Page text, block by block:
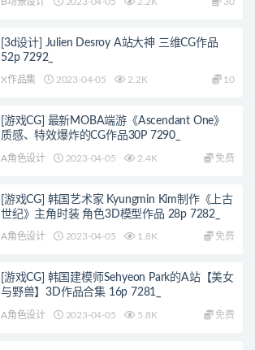
[3d设计] Julien Desroy A站大神 三维CG作品
52p 7292_
X作品集 2023-04-05 2.2K 10
[游戏CG] 最新MOBA端游《Ascendant One》
质感、特效爆炸的CG作品30P 7290_
A角色设计 2023-04-05 2.4K 免费
[游戏CG] 韩国艺术家 Kyungmin Kim制作《上古
世纪》主角时装 角色3D模型作品 28p 7282_
A角色设计 2023-04-05 1.8K 免费
[游戏CG] 韩国建模师Sehyeon Park的A站【美女
与野兽】3D作品合集 16p 7281_
A角色设计 2023-04-05 5.8K 免费